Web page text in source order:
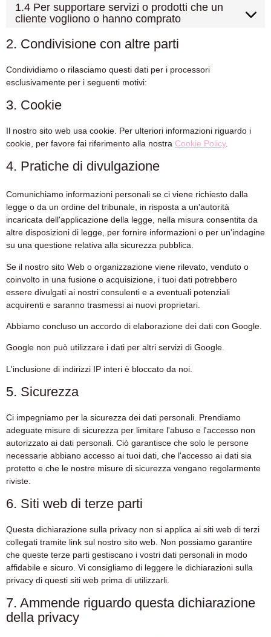
1.4 Per supportare servizi o prodotti che un
cliente vogliono o hanno comprato
2. Condivisione con altre parti
Condividiamo o rilasciamo questi dati per i processori
esclusivamente per i seguenti motivi:
3. Cookie
Il nostro sito web usa cookie. Per ulteriori informazioni riguardo i
cookie, per favore fai riferimento alla nostra Cookie Policy.
4. Pratiche di divulgazione
Comunichiamo informazioni personali se ci viene richiesto dalla
legge o da un ordine del tribunale, in risposta a un'autorità
incaricata dell'applicazione della legge, nella misura consentita da
altre disposizioni di legge, per fornire informazioni o per un'indagine
su una questione relativa alla sicurezza pubblica.
Se il nostro sito Web o organizzazione viene rilevato, venduto o
coinvolto in una fusione o acquisizione, i tuoi dati potrebbero
essere divulgati ai nostri consulenti e a eventuali potenziali
acquirenti e saranno trasmessi ai nuovi proprietari.
Abbiamo concluso un accordo di elaborazione dei dati con Google.
Google non può utilizzare i dati per altri servizi di Google.
L'inclusione di indirizzi IP interi è bloccato da noi.
5. Sicurezza
Ci impegniamo per la sicurezza dei dati personali. Prendiamo
adeguate misure di sicurezza per limitare l'abuso e l'accesso non
autorizzato ai dati personali. Ciò garantisce che solo le persone
necessarie abbiano accesso ai tuoi dati, che l'accesso ai dati sia
protetto e che le nostre misure di sicurezza vengano regolarmente
riviste.
6. Siti web di terze parti
Questa dichiarazione sulla privacy non si applica ai siti web di terzi
collegati tramite link sul nostro sito web. Non possiamo garantire
che queste terze parti gestiscano i vostri dati personali in modo
affidabile e sicuro. Vi consigliamo di leggere le dichiarazioni sulla
privacy di questi siti web prima di utilizzarli.
7. Ammende riguardo questa dichiarazione
della privacy